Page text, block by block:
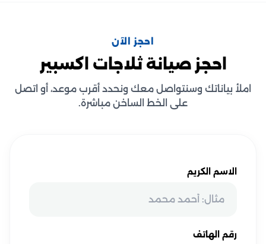
احجز الآن
احجز صيانة ثلاجات اكسبير
املأ بياناتك وسنتواصل معك ونحدد أقرب موعد، أو اتصل
على الخط الساخن مباشرة.
الاسم الكريم
رقم الهاتف